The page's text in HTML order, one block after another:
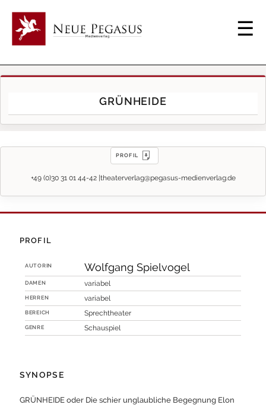
GRÜNHEIDE
PROFIL
+49 (0)30 31 01 44-42 |theaterverlag@pegasus-medienverlag.de
PROFIL
AUTORIN Wolfgang Spielvogel
DAMEN variabel
HERREN variabel
BEREICH Sprechtheater
GENRE Schauspiel
SYNOPSE
GRÜNHEIDE oder Die schier unglaubliche Begegnung Elon